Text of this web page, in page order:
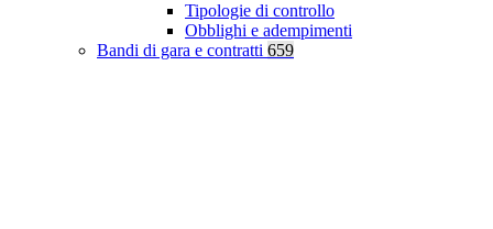
Tipologie di controllo
Obblighi e adempimenti
Bandi di gara e contratti 659